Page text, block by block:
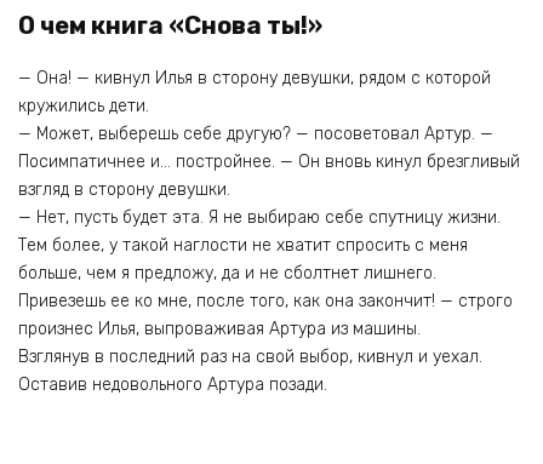
О чем книга «Снова ты!»
— Она! — кивнул Илья в сторону девушки, рядом с которой
кружились дети.
— Может, выберешь себе другую? — посоветовал Артур. —
Посимпатичнее и… постройнее. — Он вновь кинул брезгливый
взгляд в сторону девушки.
— Нет, пусть будет эта. Я не выбираю себе спутницу жизни.
Тем более, у такой наглости не хватит спросить с меня
больше, чем я предложу, да и не сболтнет лишнего.
Привезешь ее ко мне, после того, как она закончит! — строго
произнес Илья, выпроваживая Артура из машины.
Взглянув в последний раз на свой выбор, кивнул и уехал.
Оставив недовольного Артура позади.